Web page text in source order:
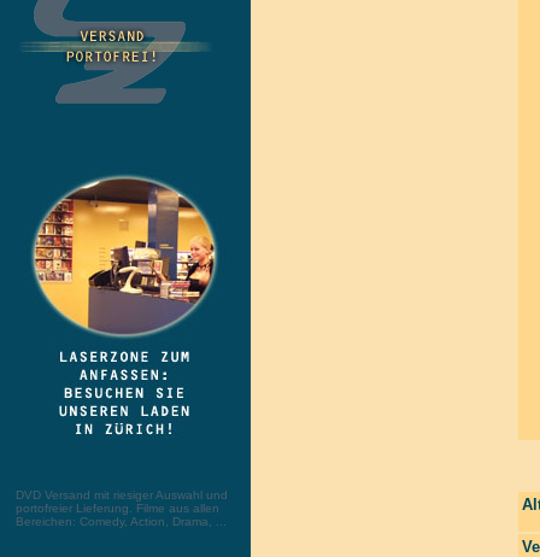
DVD Versand mit riesiger Auswahl und
portofreier Lieferung. Filme aus allen
Bereichen: Comedy, Action, Drama, ...